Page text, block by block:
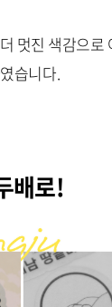
멋진 색감으로
습니다.
배로!